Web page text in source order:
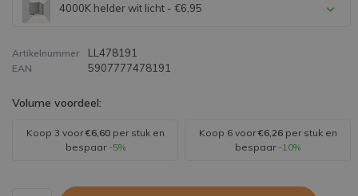
4000K helder wit licht - €6,95
Artikelnummer LL478191
EAN 5907777478191
Volume voordeel:
Koop 3 voor€6,60per stuk en
bespaar -5%
Koop 6 voor€6,26per stuk en
bespaar -10%